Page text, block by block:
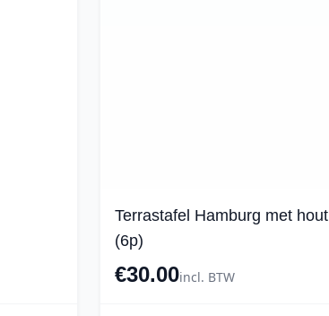
Terrastafel Hamburg met hout
(6p)
€30.00incl. BTW